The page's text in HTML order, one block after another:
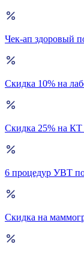
Чек-ап здоровый
Скидка 10% на
Скидка 25% на
6 процедур УВТ
Скидка на